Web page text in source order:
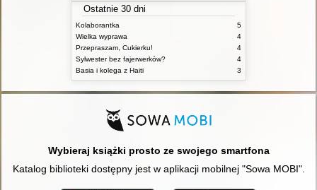
Ostatnie 30 dni
Kolaborantka
5
Wielka wyprawa
4
Przepraszam, Cukierku!
4
Sylwester bez fajerwerków?
4
Basia i kolega z Haiti
3
Wybieraj książki prosto ze swojego smartfona
Katalog biblioteki dostępny jest w aplikacji mobilnej "Sowa MOBI".